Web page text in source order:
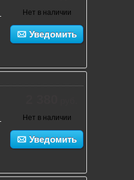
Нет в наличии
Уведомить
Нет в наличии
Уведомить